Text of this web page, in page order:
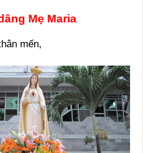
Mẹ Maria
mến,